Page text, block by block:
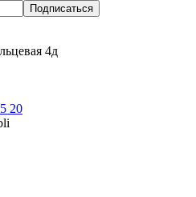
Подписаться
4д
20